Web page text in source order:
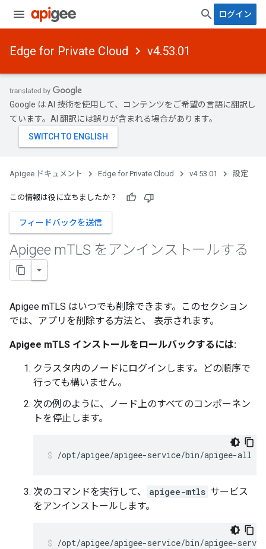
ログイン
Edge for Private Cloud v4.53.01
Google は AI 技術を使用して、コンテンツをご希望の言語に翻訳し
ています。AI 翻訳には誤りが含まれる場合があります。
Apigee ドキュメント Edge for Private Cloud v4.53.01 設定
この情報は役に立ちましたか？
フィードバックを送信
Apigee mTLS をアンインストールする
Apigee mTLS はいつでも削除できます。このセクション
では、アプリを削除する方法と、 表示されます。
Apigee mTLS インストールをロールバックするには:
クラスタ内のノードにログインします。どの順序で
行っても構いません。
次の例のように、ノード上のすべてのコンポーネン
トを停止します。
/opt/apigee/apigee-service/bin/apigee-all
次のコマンドを実行して、 apigee-mtls サービス
をアンインストールします。
/opt/apigee/apigee-service/bin/apigee-